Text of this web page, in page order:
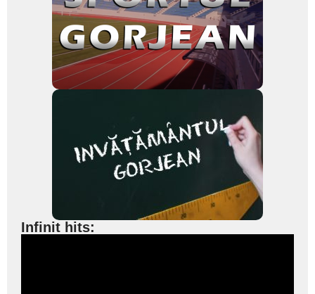
Infinit hits: